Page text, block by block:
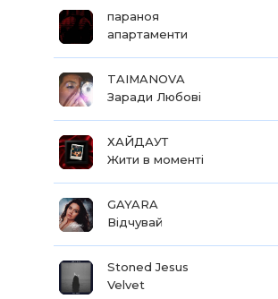
параноя
апартаменти
TAIMANOVA
Заради Любові
ХАЙДАУТ
Жити в моменті
GAYARA
Відчувай
Stoned Jesus
Velvet